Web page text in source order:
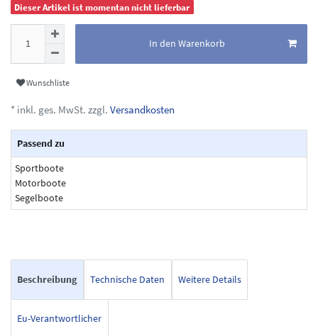
Dieser Artikel ist momentan nicht lieferbar
In den Warenkorb
Wunschliste
* inkl. ges. MwSt. zzgl. Versandkosten
Passend zu
Sportboote
Motorboote
Segelboote
Beschreibung Technische Daten Weitere Details
Eu-Verantwortlicher